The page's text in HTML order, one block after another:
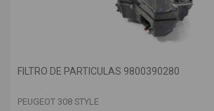
FILTRO DE PARTICULAS 9800390280
PEUGEOT 308 STYLE